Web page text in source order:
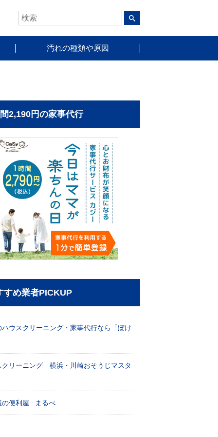
汚れの種類や原因
2,190円の家事代行
すめ業者PICKUP
ハウスクリーニング・家事代行なら「ぽけ
クリーニング 横浜・川崎おそうじマスタ
の便利屋 : まるべ